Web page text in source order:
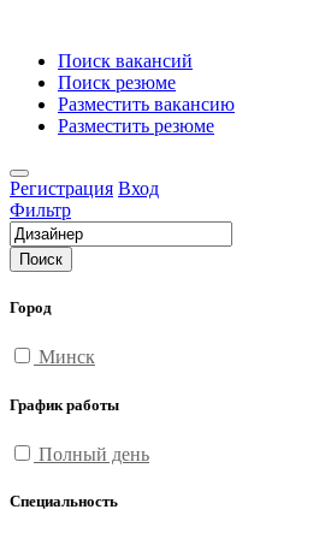
Поиск вакансий
Поиск резюме
Разместить вакансию
Разместить резюме
Регистрация Вход
Фильтр
Поиск
Город
Минск
График работы
Полный день
Специальность